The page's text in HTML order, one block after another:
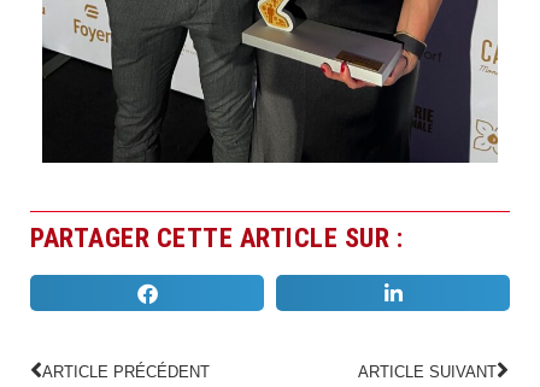
PARTAGER CETTE ARTICLE SUR :
ARTICLE PRÉCÉDENT ARTICLE SUIVANT